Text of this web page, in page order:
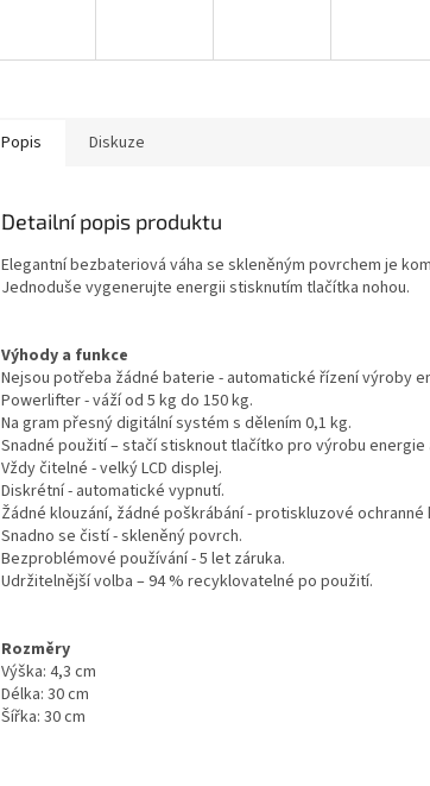
Popis Diskuze
Detailní popis produktu
Elegantní bezbateriová váha se skleněným povrchem je
Jednoduše vygenerujte energii stisknutím tlačítka nohou.
Výhody a funkce
Nejsou potřeba žádné baterie - automatické řízení výroby
Powerlifter - váží od 5 kg do 150 kg.
Na gram přesný digitální systém s dělením 0,1 kg.
Snadné použití – stačí stisknout tlačítko pro výrobu energie
Vždy čitelné - velký LCD displej.
Diskrétní - automatické vypnutí.
Žádné klouzání, žádné poškrábání - protiskluzové ochranné
Snadno se čistí - skleněný povrch.
Bezproblémové používání - 5 let záruka.
Udržitelnější volba – 94 % recyklovatelné po použití.
Rozměry
Výška: 4,3 cm
Délka: 30 cm
Šířka: 30 cm